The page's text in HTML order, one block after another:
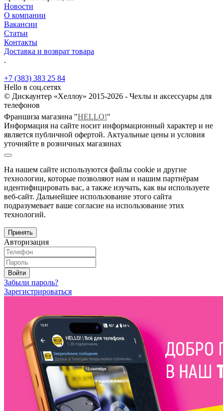
Новости
О компании
Вакансии
Статьи
Контакты
Доставка и возврат товара
.
+7 (383) 383 25 84
Hello в соц.сетях
© Дискаунтер «Хеллоу» 2015-2026 - Чехлы и аксессуары для
телефонов
Франшиза магазина "HELLO!"
Информация на сайте носит информационный характер и не
является публичной офертой. Актуальные цены и условия
уточняйте в розничных магазинах
На нашем сайте используются файлы cookie и другие
технологии, которые позволяют нам и нашим партнёрам
идентифицировать вас, а также изучать, как вы используете
веб-сайт. Дальнейшее использование этого сайта
подразумевает ваше согласие на использование этих
технологий.
Принять
Авторизация
Войти
Забыли пароль?
Зарегистрироваться